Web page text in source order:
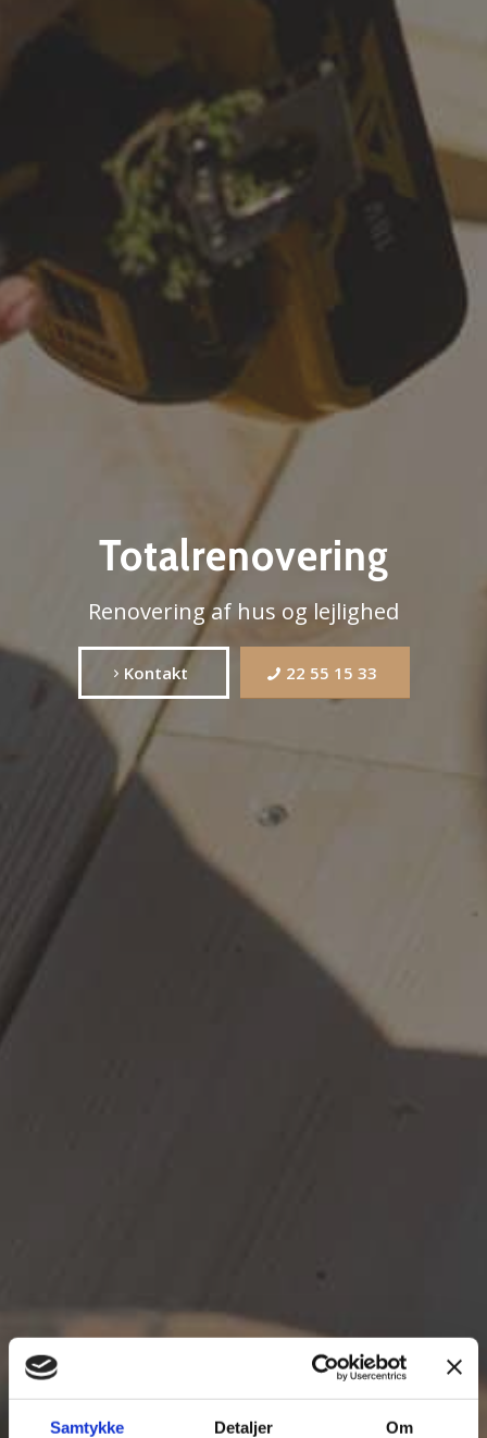
Samtykke Detaljer Om
Totalrenovering
Renovering af hus og lejlighed
Kontakt 22 55 15 33